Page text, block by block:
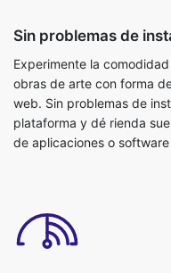
Sin problemas de
Experimente la
obras de arte con forma
web. Sin problemas de
plataforma y dé rienda
de aplicaciones o